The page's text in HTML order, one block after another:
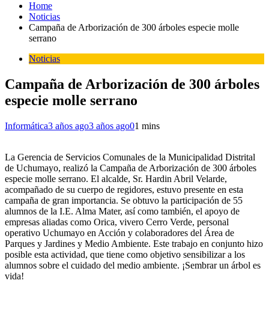
Home
Noticias
Campaña de Arborización de 300 árboles especie molle
serrano
Noticias
Campaña de Arborización de 300 árboles
especie molle serrano
Informática3 años ago3 años ago01 mins
La Gerencia de Servicios Comunales de la Municipalidad Distrital
de Uchumayo, realizó la Campaña de Arborización de 300 árboles
especie molle serrano. El alcalde, Sr. Hardin Abril Velarde,
acompañado de su cuerpo de regidores, estuvo presente en esta
campaña de gran importancia. Se obtuvo la participación de 55
alumnos de la I.E. Alma Mater, así como también, el apoyo de
empresas aliadas como Orica, vivero Cerro Verde, personal
operativo Uchumayo en Acción y colaboradores del Área de
Parques y Jardines y Medio Ambiente. Este trabajo en conjunto hizo
posible esta actividad, que tiene como objetivo sensibilizar a los
alumnos sobre el cuidado del medio ambiente. ¡Sembrar un árbol es
vida!